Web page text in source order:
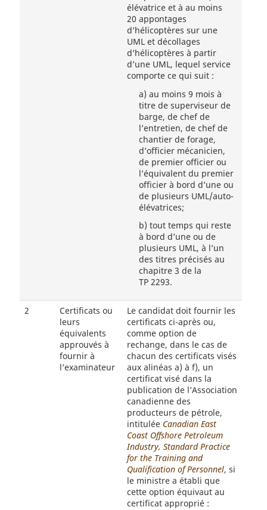
élévatrice et à au moins
20 appontages
d’hélicoptères sur une
UML et décollages
d’hélicoptères à partir
d’une UML, lequel service
comporte ce qui suit :
a) au moins 9 mois à
titre de superviseur de
barge, de chef de
l’entretien, de chef de
chantier de forage,
d’officier mécanicien,
de premier officier ou
l’équivalent du premier
officier à bord d’une ou
de plusieurs UML/auto-
élévatrices;
b) tout temps qui reste
à bord d’une ou de
plusieurs UML, à l’un
des titres précisés au
chapitre 3 de la
TP 2293.
2
Certificats ou
leurs
équivalents
approuvés à
fournir à
l’examinateur
Le candidat doit fournir les
certificats ci-après ou,
comme option de
rechange, dans le cas de
chacun des certificats visés
aux alinéas a) à f), un
certificat visé dans la
publication de l’Association
canadienne des
producteurs de pétrole,
intitulée Canadian East
Coast Offshore Petroleum
Industry, Standard Practice
for the Training and
Qualification of Personnel, si
le ministre a établi que
cette option équivaut au
certificat approprié :